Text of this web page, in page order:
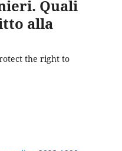
Quali
alla
the right to